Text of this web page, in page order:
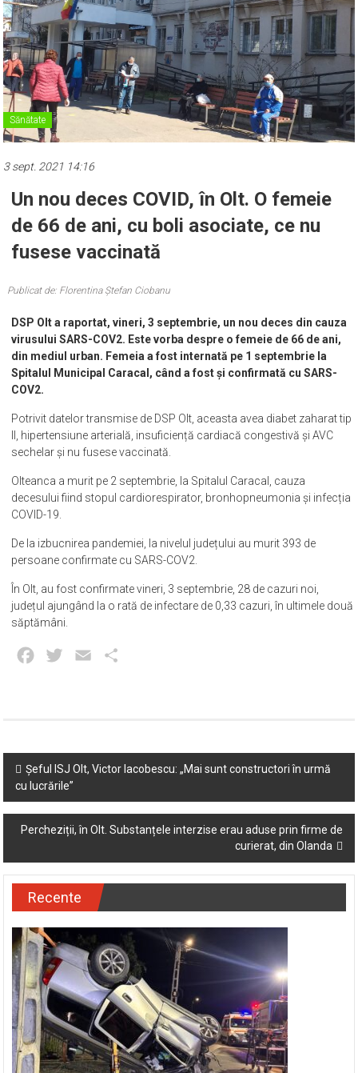
Sănătate
3 sept. 2021 14:16
Un nou deces COVID, în Olt. O femeie
de 66 de ani, cu boli asociate, ce nu
fusese vaccinată
Publicat de: Florentina Ștefan Ciobanu
DSP Olt a raportat, vineri, 3 septembrie, un nou deces din cauza
virusului SARS-COV2. Este vorba despre o femeie de 66 de ani,
din mediul urban. Femeia a fost internată pe 1 septembrie la
Spitalul Municipal Caracal, când a fost și confirmată cu SARS-
COV2.
Potrivit datelor transmise de DSP Olt, aceasta avea diabet zaharat tip
II, hipertensiune arterială, insuficiență cardiacă congestivă și AVC
sechelar și nu fusese vaccinată.
Olteanca a murit pe 2 septembrie, la Spitalul Caracal, cauza
decesului fiind stopul cardiorespirator, bronhopneumonia și infecția
COVID-19.
De la izbucnirea pandemiei, la nivelul județului au murit 393 de
persoane confirmate cu SARS-COV2.
În Olt, au fost confirmate vineri, 3 septembrie, 28 de cazuri noi,
județul ajungând la o rată de infectare de 0,33 cazuri, în ultimele două
săptămâni.
Facebook
Twitter Email
Post
navigation
Șeful ISJ Olt, Victor Iacobescu: „Mai sunt constructori în urmă
cu lucrările”
Percheziții, în Olt. Substanțele interzise erau aduse prin firme de
curierat, din Olanda
Recente